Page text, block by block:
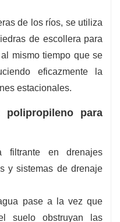
de los ríos, se utiliza
de escollera para
mismo tiempo que se
eficazmente la
estacionales.
para
filtrante en drenajes
y sistemas de drenaje
pase a la vez que
suelo obstruyan las